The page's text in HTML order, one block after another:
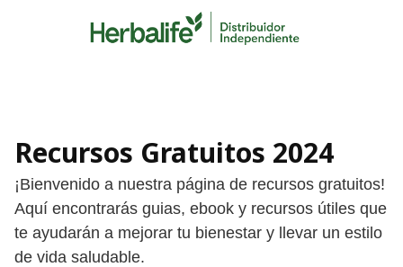
Recursos Gratuitos 2024
¡Bienvenido a nuestra página de recursos gratuitos!
Aquí encontrarás guias, ebook y recursos útiles que
te ayudarán a mejorar tu bienestar y llevar un estilo
de vida saludable.